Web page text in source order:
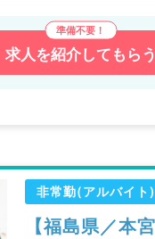
求人を紹介してもらう
非常勤(アルバイト
【福島県／